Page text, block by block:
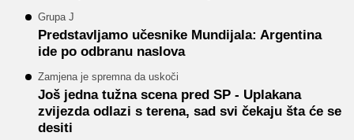
Grupa J
Predstavljamo učesnike Mundijala: Argentina
ide po odbranu naslova
Zamjena je spremna da uskoči
Još jedna tužna scena pred SP - Uplakana
zvijezda odlazi s terena, sad svi čekaju šta će se
desiti